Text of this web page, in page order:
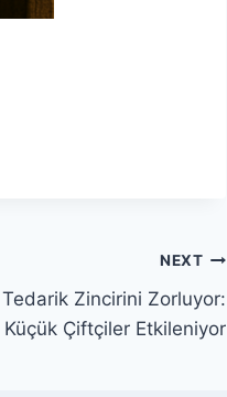
NEXT
Zincirini Zorluyor:
Küçük Çiftçiler Etkileniyor